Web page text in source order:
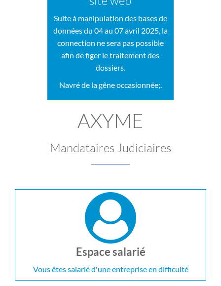
Suite à manipulation des bases de
données du 04 au 07 avril 2025, la
connection ne sera pas possible
afin de figer le traitement des
dossiers.
Navré de la gêne occasionnée;.
AXYME
Mandataires Judiciaires
Espace salarié
Vous êtes salarié d'une entreprise en difficulté